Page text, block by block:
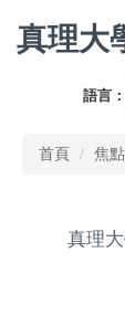
真理大
語言：
首頁 焦
真理